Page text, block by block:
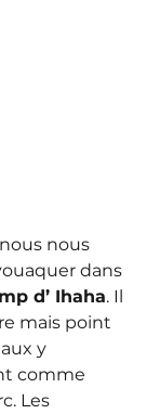
nous
dans
d’ Ihaha. Il
mais point
y
comme
Les